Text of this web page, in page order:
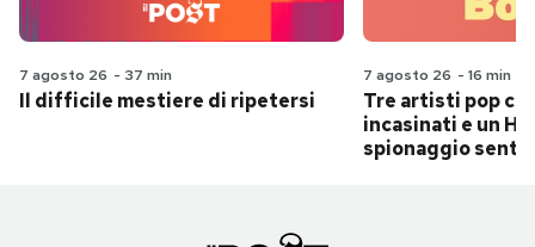
7 agosto 26 - 37 min
Il difficile mestiere di ripetersi
7 agosto 26 - 16 min
Tre artisti pop
incasinati e un
spionaggio